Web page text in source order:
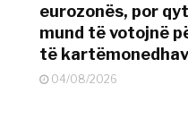
eurozonës, por
mund të votojnë
të
04/08/2026